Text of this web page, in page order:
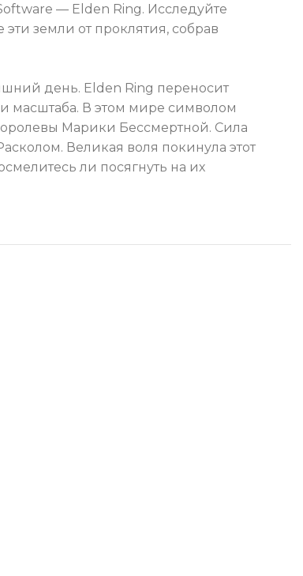
— Elden Ring. Исследуйте
земли от проклятия, собрав
день. Elden Ring переносит
масштаба. В этом мире символом
Марики Бессмертной. Сила
Великая воля покинула этот
ли посягнуть на их